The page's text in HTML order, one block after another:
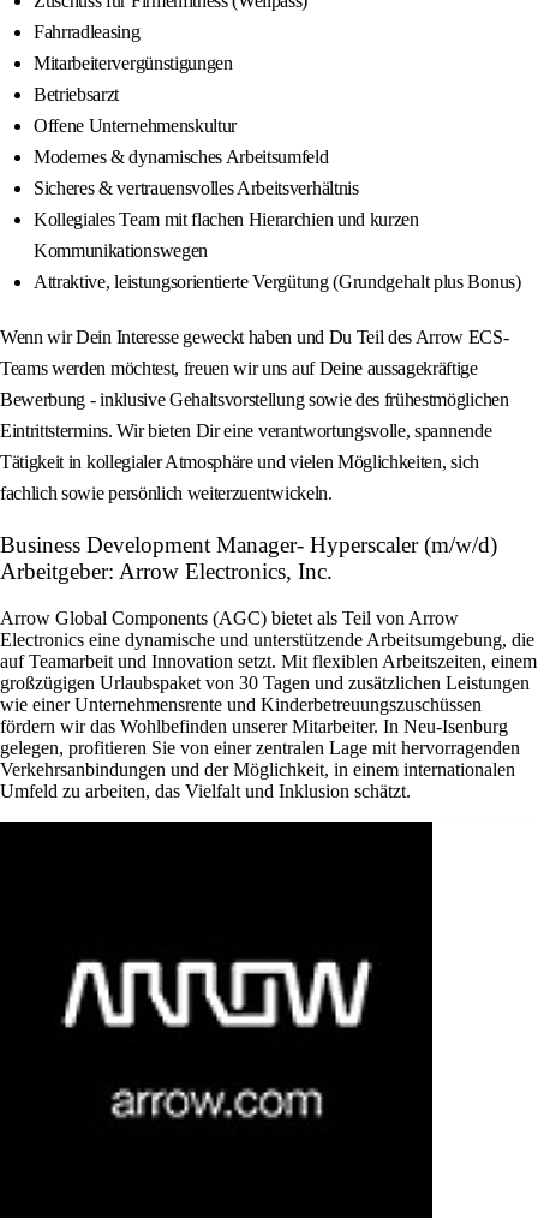
Fahrradleasing
Mitarbeitervergünstigungen
Betriebsarzt
Offene Unternehmenskultur
Modernes & dynamisches Arbeitsumfeld
Sicheres & vertrauensvolles Arbeitsverhältnis
Kollegiales Team mit flachen Hierarchien und kurzen
Kommunikationswegen
Attraktive, leistungsorientierte Vergütung (Grundgehalt plus Bonus)
Wenn wir Dein Interesse geweckt haben und Du Teil des Arrow ECS-
Teams werden möchtest, freuen wir uns auf Deine aussagekräftige
Bewerbung - inklusive Gehaltsvorstellung sowie des frühestmöglichen
Eintrittstermins. Wir bieten Dir eine verantwortungsvolle, spannende
Tätigkeit in kollegialer Atmosphäre und vielen Möglichkeiten, sich
fachlich sowie persönlich weiterzuentwickeln.
Business Development Manager- Hyperscaler (m/w/d)
Arbeitgeber: Arrow Electronics, Inc.
Arrow Global Components (AGC) bietet als Teil von Arrow
Electronics eine dynamische und unterstützende Arbeitsumgebung, die
auf Teamarbeit und Innovation setzt. Mit flexiblen Arbeitszeiten, einem
großzügigen Urlaubspaket von 30 Tagen und zusätzlichen Leistungen
wie einer Unternehmensrente und Kinderbetreuungszuschüssen
fördern wir das Wohlbefinden unserer Mitarbeiter. In Neu-Isenburg
gelegen, profitieren Sie von einer zentralen Lage mit hervorragenden
Verkehrsanbindungen und der Möglichkeit, in einem internationalen
Umfeld zu arbeiten, das Vielfalt und Inklusion schätzt.